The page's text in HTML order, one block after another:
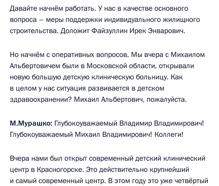
Давайте начнём работать. У нас в качестве основного
вопроса – меры поддержки индивидуального жилищного
строительства. Доложит Файзуллин Ирек Энварович.
Но начнём с оперативных вопросов. Мы вчера с Михаилом
Альбертовичем были в Московской области, открывали
новую большую детскую клиническую больницу. Как
в целом у нас ситуация развивается в детском
здравоохранении? Михаил Альбертович, пожалуйста.
М.Мурашко: Глубокоуважаемый Владимир Владимирович!
Глубокоуважаемый Михаил Владимирович! Коллеги!
Вчера нами был открыт современный детский клинический
центр в Красногорске. Это действительно крупнейший
и самый современный центр. В этом году это уже четвёртый